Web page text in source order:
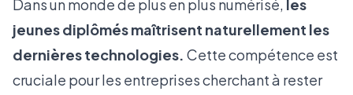
Dans un monde de plus en plus numérisé, les
jeunes diplômés maîtrisent naturellement les
dernières technologies. Cette compétence est
cruciale pour les entreprises cherchant à rester